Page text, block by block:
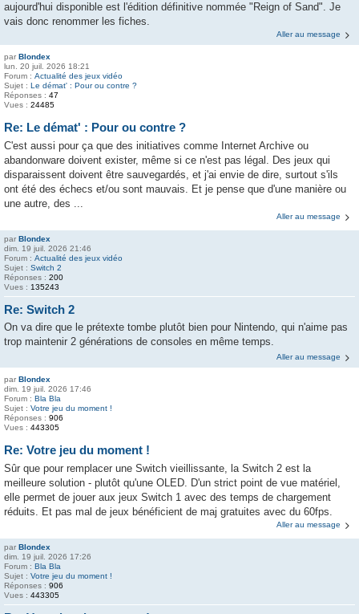
aujourd'hui disponible est l'édition définitive nommée "Reign of Sand". Je
vais donc renommer les fiches.
Aller au message
par Blondex
lun. 20 juil. 2026 18:21
Forum : Actualité des jeux vidéo
Sujet : Le démat' : Pour ou contre ?
Réponses : 47
Vues : 24485
Re: Le démat' : Pour ou contre ?
C'est aussi pour ça que des initiatives comme Internet Archive ou
abandonware doivent exister, même si ce n'est pas légal. Des jeux qui
disparaissent doivent être sauvegardés, et j'ai envie de dire, surtout s'ils
ont été des échecs et/ou sont mauvais. Et je pense que d'une manière ou
une autre, des ...
Aller au message
par Blondex
dim. 19 juil. 2026 21:46
Forum : Actualité des jeux vidéo
Sujet : Switch 2
Réponses : 200
Vues : 135243
Re: Switch 2
On va dire que le prétexte tombe plutôt bien pour Nintendo, qui n'aime pas
trop maintenir 2 générations de consoles en même temps.
Aller au message
par Blondex
dim. 19 juil. 2026 17:46
Forum : Bla Bla
Sujet : Votre jeu du moment !
Réponses : 906
Vues : 443305
Re: Votre jeu du moment !
Sûr que pour remplacer une Switch vieillissante, la Switch 2 est la
meilleure solution - plutôt qu'une OLED. D'un strict point de vue matériel,
elle permet de jouer aux jeux Switch 1 avec des temps de chargement
réduits. Et pas mal de jeux bénéficient de maj gratuites avec du 60fps.
Aller au message
par Blondex
dim. 19 juil. 2026 17:26
Forum : Bla Bla
Sujet : Votre jeu du moment !
Réponses : 906
Vues : 443305